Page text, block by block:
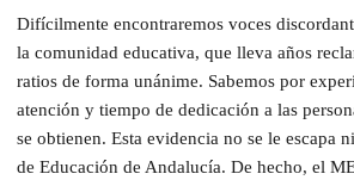
Difícilmente encontraremos voces
la comunidad educativa, que lleva años
ratios de forma unánime. Sabemos por
atención y tiempo de dedicación a las
se obtienen. Esta evidencia no se le escapa
de Educación de Andalucía. De hecho, el